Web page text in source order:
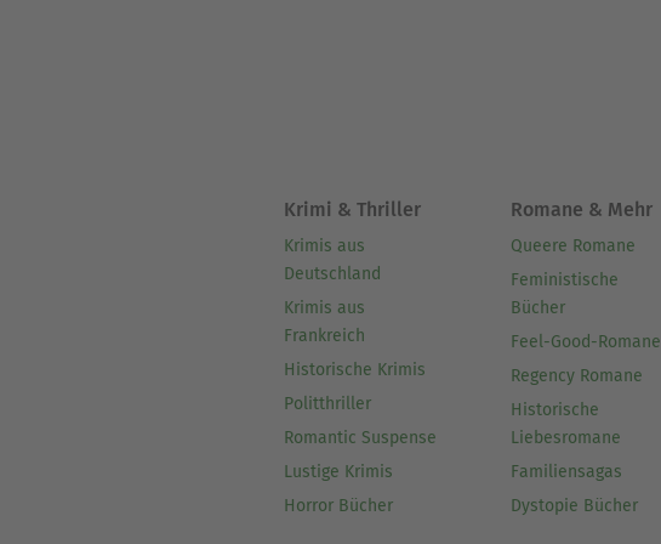
Krimi & Thriller
Krimis aus
Deutschland
Krimis aus
Frankreich
Historische Krimis
Politthriller
Romantic Suspense
Lustige Krimis
Horror Bücher
Romane & Mehr
Queere Romane
Feministische
Bücher
Feel-Good-Romane
Regency Romane
Historische
Liebesromane
Familiensagas
Dystopie Bücher